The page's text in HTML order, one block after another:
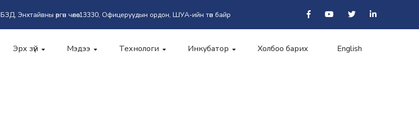
БЗД, Энхтайвны өргөн чөлөө-13330, Офицеруудын ордон, ШУА-ийн төв байр
Эрх зүй Мэдээ Технологи Инкубатор Холбоо барих English